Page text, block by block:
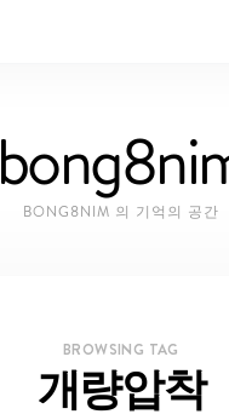
BONG8NIM 의 기억의 공간
BROWSING TAG
개량압착